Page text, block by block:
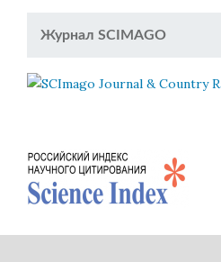
Журнал SCIMAGO